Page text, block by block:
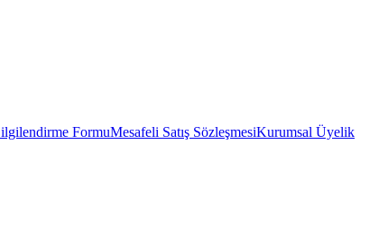
FormuMesafeli Satış SözleşmesiKurumsal Üyelik